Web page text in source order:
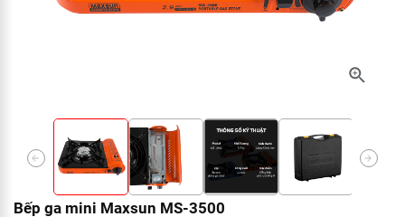
Bếp ga mini Maxsun MS-3500